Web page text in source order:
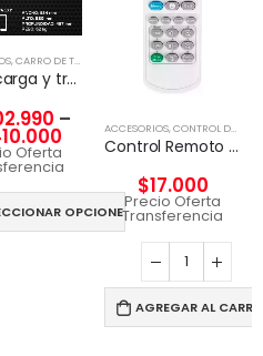
,CARRO DE TECNOLGÍA
Carro carga y transporte para Tablet
–
Oferta
OPCIONES
ACCESORIOS,CONTROL DE TV Y PROYECTOR
Control Remoto Proyector Viewsonic Q-3101, Pt5075, Px702hd
$17.000
Precio Oferta
Transferencia
AGREGAR AL